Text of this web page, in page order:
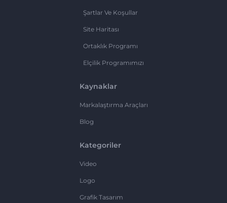
Şartlar Ve Koşullar
Site Haritası
Ortaklık Programı
Elçilik Programımızı
Kaynaklar
Markalaştırma Araçları
Blog
Kategoriler
Video
Logo
Grafik Tasarım